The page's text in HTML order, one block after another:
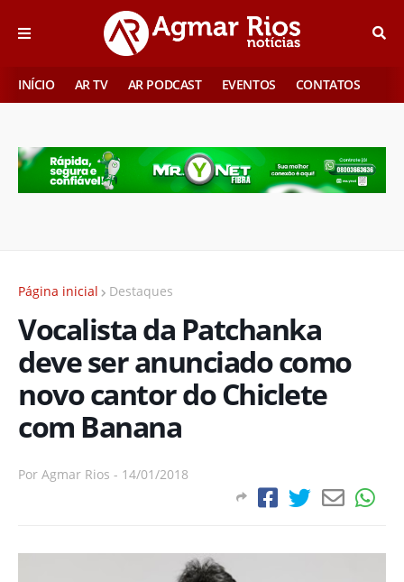
INÍCIO AR TV AR PODCAST EVENTOS CONTATOS
Página inicial Destaques
Vocalista da Patchanka
deve ser anunciado como
novo cantor do Chiclete
com Banana
Por Agmar Rios - 14/01/2018